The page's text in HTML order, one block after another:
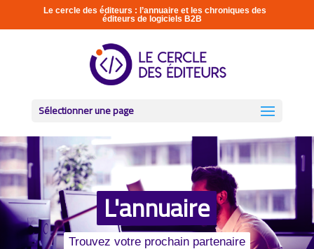
Le cercle des éditeurs : l’annuaire et les chroniques des
éditeurs de logiciels B2B
Sélectionner une page
L'annuaire
Trouvez votre prochain partenaire